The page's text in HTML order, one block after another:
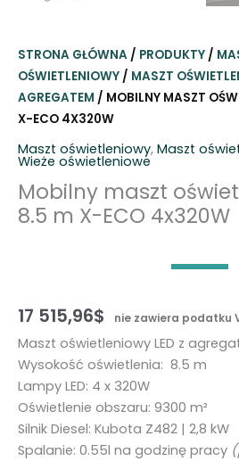
STRONA GŁÓWNA / PRODUKTY /
OŚWIETLENIOWY / MASZT
AGREGATEM / MOBILNY MASZT
X-ECO 4X320W
Maszt oświetleniowy, Maszt
Wieże oświetleniowe
Mobilny maszt
8.5 m X-ECO 4x320W
17 515,96$ nie zawiera podatku
Maszt oświetleniowy LED z
Wysokość oświetlenia: 8.5 m
Lampy LED: 4 x 320W
Oświetlenie obszaru: 9300 m²
Silnik Diesel: Kubota Z482 | 2,8 kW
Spalanie: 0.55l na godzinę pracy